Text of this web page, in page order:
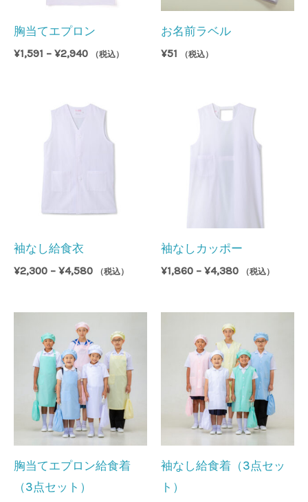
胸当てエプロン
¥1,591 – ¥2,940価
–
¥2,940
（税込）
お名前ラベル
¥51 （税込）
袖なし給食衣
¥2,300 – ¥4,580価
¥2,300
¥4,580
（税込）
袖なしカッポー
¥1,860 – ¥4,380価
¥1,860
¥4,380
（税込）
胸当てエプロン給食着
（3点セット）
袖なし給食着（3点セッ
ト）